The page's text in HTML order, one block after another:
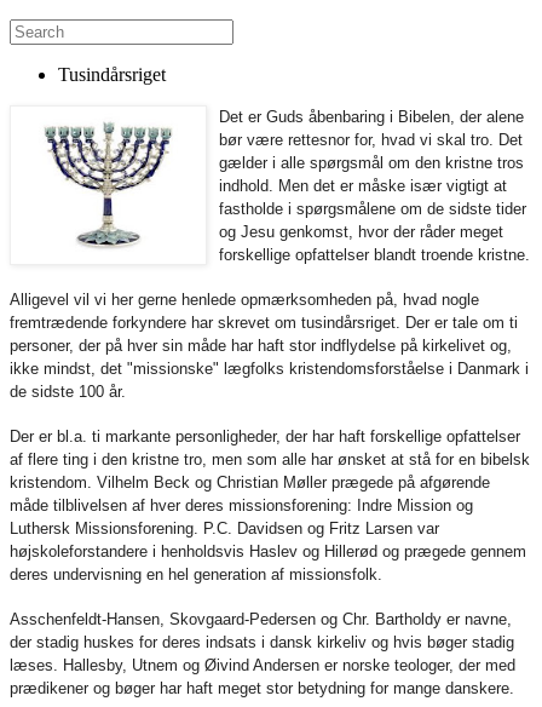
Tusindårsriget
Det er Guds åbenbaring i Bibelen, der alene
bør være rettesnor for, hvad vi skal tro. Det
gælder i alle spørgsmål om den kristne tros
indhold. Men det er måske især vigtigt at
fastholde i spørgsmålene om de sidste tider
og Jesu genkomst, hvor der råder meget
forskellige opfattelser blandt troende kristne.
Alligevel vil vi her gerne henlede opmærksomheden på, hvad nogle
fremtrædende forkyndere har skrevet om tusindårsriget. Der er tale om ti
personer, der på hver sin måde har haft stor indflydelse på kirkelivet og,
ikke mindst, det "missionske" lægfolks kristendomsforståelse i Danmark i
de sidste 100 år.
Der er bl.a. ti markante personligheder, der har haft forskellige opfattelser
af flere ting i den kristne tro, men som alle har ønsket at stå for en bibelsk
kristendom. Vilhelm Beck og Christian Møller prægede på afgørende
måde tilblivelsen af hver deres missionsforening: Indre Mission og
Luthersk Missionsforening. P.C. Davidsen og Fritz Larsen var
højskoleforstandere i henholdsvis Haslev og Hillerød og prægede gennem
deres undervisning en hel generation af missionsfolk.
Asschenfeldt-Hansen, Skovgaard-Pedersen og Chr. Bartholdy er navne,
der stadig huskes for deres indsats i dansk kirkeliv og hvis bøger stadig
læses. Hallesby, Utnem og Øivind Andersen er norske teologer, der med
prædikener og bøger har haft meget stor betydning for mange danskere.